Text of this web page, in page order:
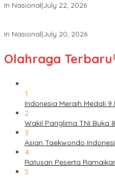
In Nasional|July 22, 2026
In Nasional|July 20, 2026
Olahraga Terbaru
1
Indonesia Meraih Medali
2
Wakil Panglima TNI Buka
3
Asian Taekwondo
4
Ratusan Peserta
5